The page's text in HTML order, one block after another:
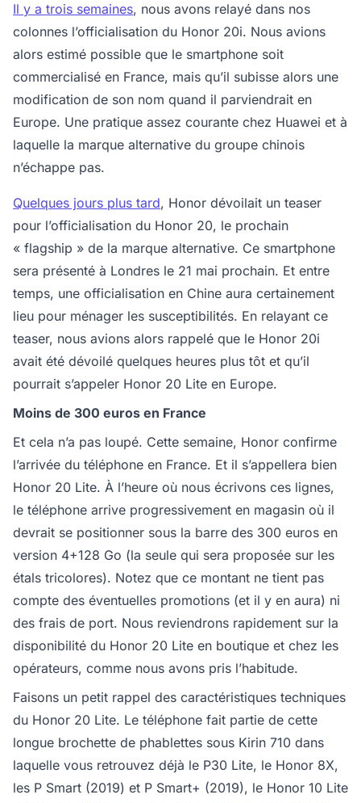
Il y a trois semaines, nous avons relayé dans nos
colonnes l’officialisation du Honor 20i. Nous avions
alors estimé possible que le smartphone soit
commercialisé en France, mais qu’il subisse alors une
modification de son nom quand il parviendrait en
Europe. Une pratique assez courante chez Huawei et à
laquelle la marque alternative du groupe chinois
n’échappe pas.
Quelques jours plus tard, Honor dévoilait un teaser
pour l’officialisation du Honor 20, le prochain
« flagship » de la marque alternative. Ce smartphone
sera présenté à Londres le 21 mai prochain. Et entre
temps, une officialisation en Chine aura certainement
lieu pour ménager les susceptibilités. En relayant ce
teaser, nous avions alors rappelé que le Honor 20i
avait été dévoilé quelques heures plus tôt et qu’il
pourrait s’appeler Honor 20 Lite en Europe.
Moins de 300 euros en France
Et cela n’a pas loupé. Cette semaine, Honor confirme
l’arrivée du téléphone en France. Et il s’appellera bien
Honor 20 Lite. À l’heure où nous écrivons ces lignes,
le téléphone arrive progressivement en magasin où il
devrait se positionner sous la barre des 300 euros en
version 4+128 Go (la seule qui sera proposée sur les
étals tricolores). Notez que ce montant ne tient pas
compte des éventuelles promotions (et il y en aura) ni
des frais de port. Nous reviendrons rapidement sur la
disponibilité du Honor 20 Lite en boutique et chez les
opérateurs, comme nous avons pris l’habitude.
Faisons un petit rappel des caractéristiques techniques
du Honor 20 Lite. Le téléphone fait partie de cette
longue brochette de phablettes sous Kirin 710 dans
laquelle vous retrouvez déjà le P30 Lite, le Honor 8X,
les P Smart (2019) et P Smart+ (2019), le Honor 10 Lite